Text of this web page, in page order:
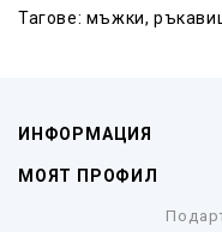
Тагове: мъжки,
ИНФОРМАЦИЯ
МОЯТ ПРОФИЛ